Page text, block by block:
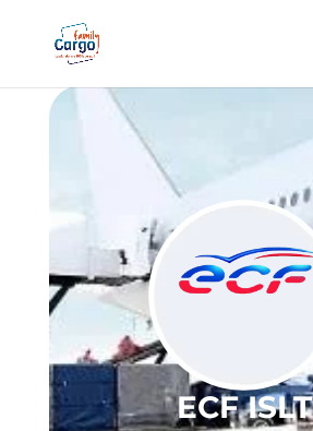
ECF ISLT